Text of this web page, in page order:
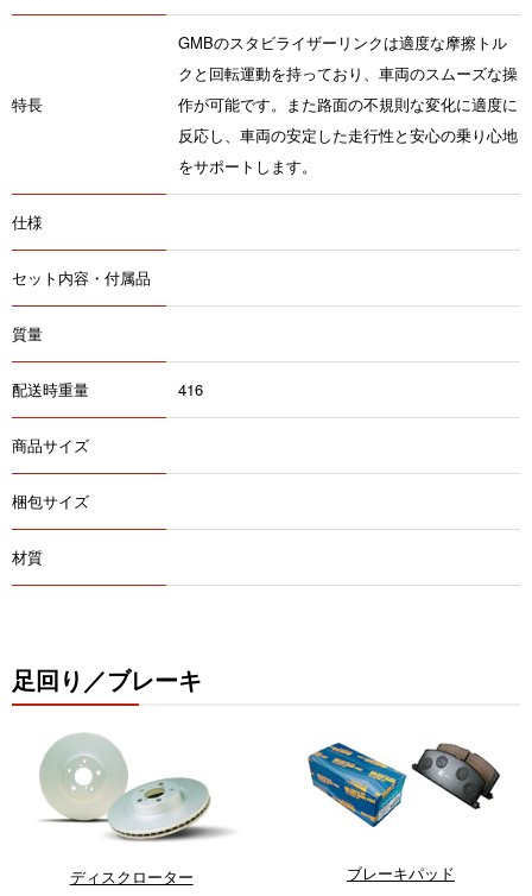
特長
GMBのスタビライザーリンクは適度な摩擦トル
クと回転運動を持っており、車両のスムーズな操
作が可能です。また路面の不規則な変化に適度に
反応し、車両の安定した走行性と安心の乗り心地
をサポートします。
仕様
セット内容・付属品
質量
配送時重量 416
商品サイズ
梱包サイズ
材質
足回り／ブレーキ
ディスクローター ブレーキパッド